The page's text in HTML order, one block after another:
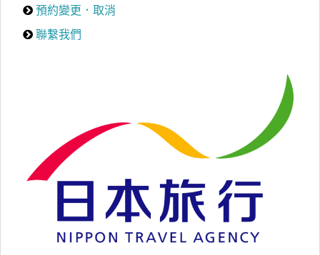
預約變更．取消
聯繫我們